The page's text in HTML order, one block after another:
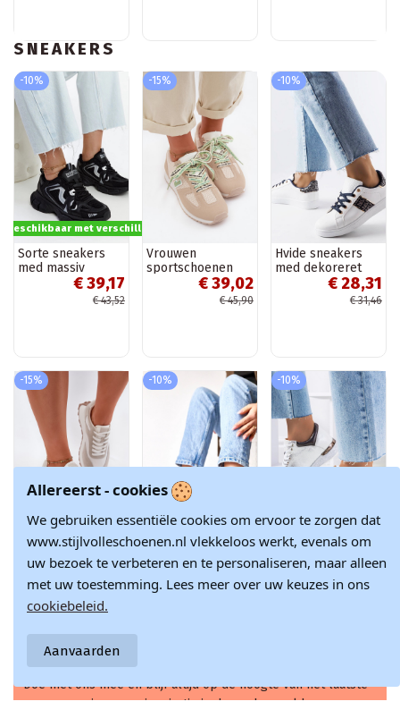
SNEAKERS
-10%
beschikbaar met verschillende opties
Sorte sneakers
med massiv
jakobinsk sål€ 39,17
€ 43,52
-15%
Vrouwen
sportschoenen
met decoratieve
zandkleur Henira
€ 39,02
€ 45,90
-10%
Hvide sneakers
med dekoreret
overdel Sauriol
€ 28,31
€ 31,46
-15%
Zachte sneakers
met platform
dames Big Star
SYSTEM wit-grijze
€ 146,12
€ 171,90
-10%
instap sneakers
Gaia
€ 33,73
-10%
Product is beschikbaar met
Hvide metalliske
sneakers med
snøre fra Torres
€ 28,28
Doe met ons mee en blijf altijd op de hoogte van het laatste
nieuws en inspiratie in de modewereld.
Allereerst - cookies
We gebruiken essentiële cookies om ervoor te zorgen dat
www.stijlvolleschoenen.nl vlekkeloos werkt, evenals om
uw bezoek te verbeteren en te personaliseren, maar alleen
met uw toestemming. Lees meer over uw keuzes in ons
cookiebeleid.
Aanvaarden